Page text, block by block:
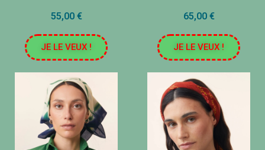
55,00 €
JE LE VEUX !
65,00 €
JE LE VEUX !